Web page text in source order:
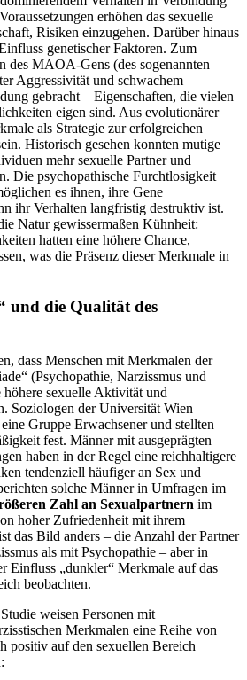
erhöhen das sexuelle
Risiken einzugehen. Darüber hinaus
genetischer Faktoren. Zum
des MAOA-Gens (des sogenannten
Aggressivität und schwachem
gebracht – Eigenschaften, die vielen
eigen sind. Aus evolutionärer
als Strategie zur erfolgreichen
Historisch gesehen konnten mutige
mehr sexuelle Partner und
Die psychopathische Furchtlosigkeit
es ihnen, ihre Gene
ihr Verhalten langfristig destruktiv ist.
Natur gewissermaßen Kühnheit:
hatten eine höhere Chance,
was die Präsenz dieser Merkmale in
und die Qualität des
dass Menschen mit Merkmalen der
(Psychopathie, Narzissmus und
sexuelle Aktivität und
Soziologen der Universität Wien
Gruppe Erwachsener und stellten
fest. Männer mit ausgeprägten
haben in der Regel eine reichhaltigere
tendenziell häufiger an Sex und
solche Männer in Umfragen im
Zahl an Sexualpartnern im
hoher Zufriedenheit mit ihrem
das Bild anders – die Anzahl der Partner
als mit Psychopathie – aber in
Einfluss „dunkler“ Merkmale auf das
beobachten.
weisen Personen mit
Merkmalen eine Reihe von
positiv auf den sexuellen Bereich